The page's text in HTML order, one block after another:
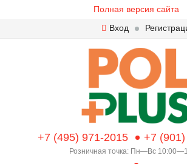
Полная версия сайта
Вход
+7 (495) 971-2015 +7
Розничная точка: Пн—Вс